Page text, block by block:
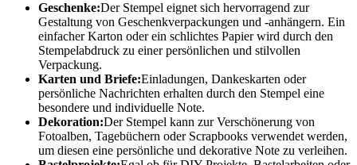
Geschenke:Der Stempel eignet sich hervorragend zur
Gestaltung von Geschenkverpackungen und -anhängern. Ein
einfacher Karton oder ein schlichtes Papier wird durch den
Stempelabdruck zu einer persönlichen und stilvollen
Verpackung.
Karten und Briefe:Einladungen, Dankeskarten oder
persönliche Nachrichten erhalten durch den Stempel eine
besondere und individuelle Note.
Dekoration:Der Stempel kann zur Verschönerung von
Fotoalben, Tagebüchern oder Scrapbooks verwendet werden,
um diesen eine persönliche und dekorative Note zu verleihen.